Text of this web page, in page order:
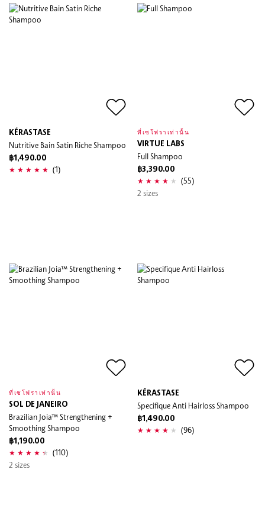
KÉRASTASE
Nutritive Bain Satin Riche Shampoo
฿1,490.00
(1)
ที่เซโฟราเท่านั้น
VIRTUE LABS
Full Shampoo
฿3,390.00
(55)
2 sizes
ที่เซโฟราเท่านั้น
SOL DE JANEIRO
Brazilian Joia™ Strengthening +
Smoothing Shampoo
฿1,190.00
(110)
2 sizes
KÉRASTASE
Specifique Anti Hairloss Shampoo
฿1,490.00
(96)